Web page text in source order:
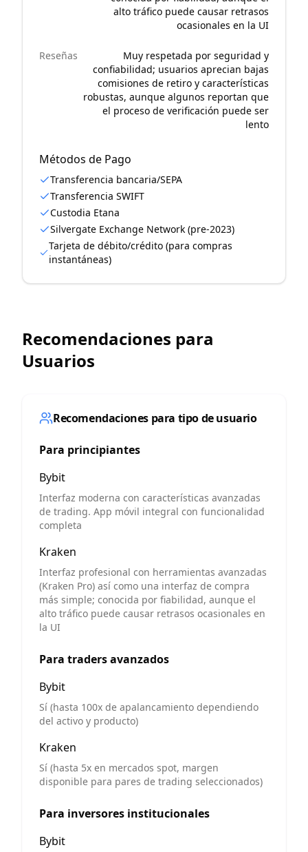
alto tráfico puede causar retrasos
ocasionales en la UI
Reseñas
Muy respetada por seguridad y
confiabilidad; usuarios aprecian bajas
comisiones de retiro y características
robustas, aunque algunos reportan que
el proceso de verificación puede ser
lento
Métodos de Pago
Transferencia bancaria/SEPA
Transferencia SWIFT
Custodia Etana
Silvergate Exchange Network (pre-2023)
Tarjeta de débito/crédito (para compras
instantáneas)
Recomendaciones para
Usuarios
Recomendaciones para tipo de usuario
Para principiantes
Bybit
Interfaz moderna con características avanzadas
de trading. App móvil integral con funcionalidad
completa
Kraken
Interfaz profesional con herramientas avanzadas
(Kraken Pro) así como una interfaz de compra
más simple; conocida por fiabilidad, aunque el
alto tráfico puede causar retrasos ocasionales en
la UI
Para traders avanzados
Bybit
Sí (hasta 100x de apalancamiento dependiendo
del activo y producto)
Kraken
Sí (hasta 5x en mercados spot, margen
disponible para pares de trading seleccionados)
Para inversores institucionales
Bybit